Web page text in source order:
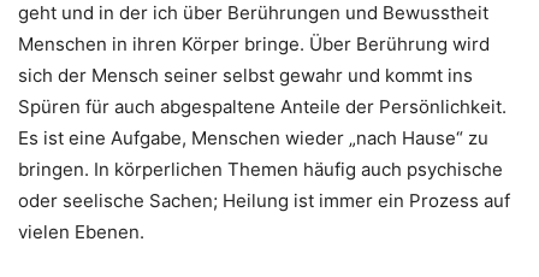
geht und in der ich über Berührungen und Bewusstheit
Menschen in ihren Körper bringe. Über Berührung wird
sich der Mensch seiner selbst gewahr und kommt ins
Spüren für auch abgespaltene Anteile der Persönlichkeit.
Es ist eine Aufgabe, Menschen wieder „nach Hause“ zu
bringen. In körperlichen Themen häufig auch psychische
oder seelische Sachen; Heilung ist immer ein Prozess auf
vielen Ebenen.